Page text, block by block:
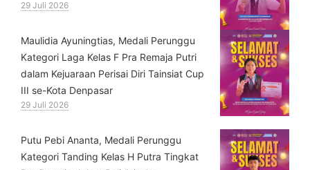
29 Juli 2026
⁠Maulidia Ayuningtias, Medali Perunggu
Kategori Laga Kelas F Pra Remaja Putri
dalam Kejuaraan Perisai Diri Tainsiat Cup
III se-Kota Denpasar
29 Juli 2026
Putu Pebi Ananta, Medali Perunggu
Kategori Tanding Kelas H Putra Tingkat